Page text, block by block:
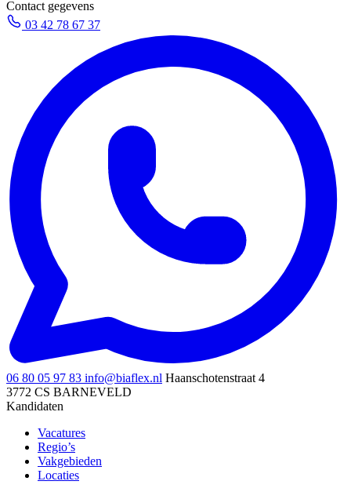
Contact gegevens
03 42 78 67 37
06 80 05 97 83 info@biaflex.nl Haanschotenstraat 4
3772 CS BARNEVELD
Kandidaten
Vacatures
Regio’s
Vakgebieden
Locaties